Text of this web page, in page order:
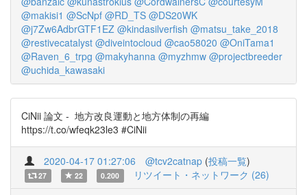
@makisi1 @ScNpf @RD_TS @DS20WK
@j7Zw6AdbrGTF1EZ @kindasilverfish @matsu_take_2018
@restivecatalyst @diveintocloud @cao58020 @OniTama1
@Raven_6_trpg @makyhanna @myzhmw @projectbreeder
@uchida_kawasaki
CiNii 論文 - 地方改良運動と地方体制の再編
https://t.co/wfeqk23le3 #CiNii
2020-04-17 01:27:06 @tcv2catnap (投稿一覧)
27 22 0.200 リツイート・ネットワーク (26)